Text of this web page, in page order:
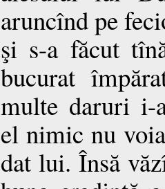
aruncînd pe
şi s-a făcut
bucurat
multe daruri i-
el nimic nu
dat lui. Însă